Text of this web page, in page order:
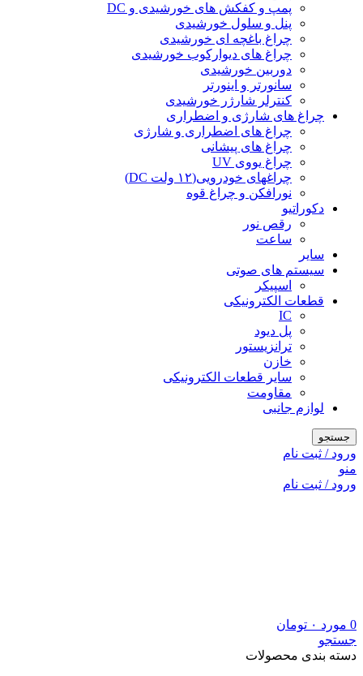
پمپ و کفکش های خورشیدی و DC
پنل و سلول خورشیدی
چراغ باغچه ای خورشیدی
چراغ های دیوارکوب خورشیدی
دوربین خورشیدی
سانورتر و اینورتر
کنترلر شارژر خورشیدی
چراغ های شارژی و اضطراری
چراغ های اضطراری و شارژی
چراغ های پیشانی
چراغ یووی UV
چراغهای خودرویی(۱۲ ولت DC)
نورافکن و چراغ قوه
دکوراتیو
رقص نور
ساعت
سایر
سیستم های صوتی
اسپیکر
قطعات الکترونیکی
IC
پل دیود
ترانزیستور
خازن
سایر قطعات الکترونیکی
مقاومت
لوازم جانبی
جستجو
ورود / ثبت نام
منو
ورود / ثبت نام
0 مورد ۰ تومان
جستجو
دسته بندی محصولات